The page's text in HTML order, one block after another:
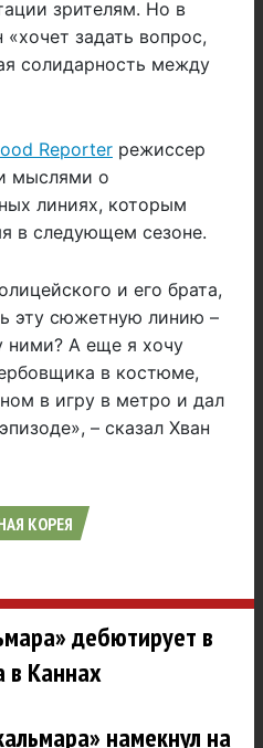
зрителям. Но в
задать вопрос,
солидарность между
Reporter режиссер
мыслями о
линиях, которым
в следующем сезоне.
и его брата,
эту сюжетную линию –
ними? А еще я хочу
в костюме,
в игру в метро и дал
– сказал Хван
КОРЕЯ
дебютирует в
в Каннах
намекнул на